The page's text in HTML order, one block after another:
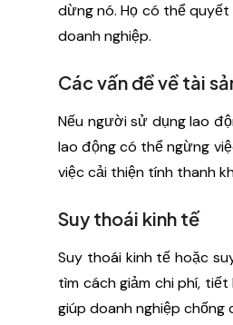
dừng nó. Họ có thể
doanh nghiệp.
Các vấn đề về tài
Nếu người sử dụng lao
lao động có thể ngừng
việc cải thiện tính thanh
Suy thoái kinh tế
Suy thoái kinh tế hoặc
tìm cách giảm chi phí,
giúp doanh nghiệp